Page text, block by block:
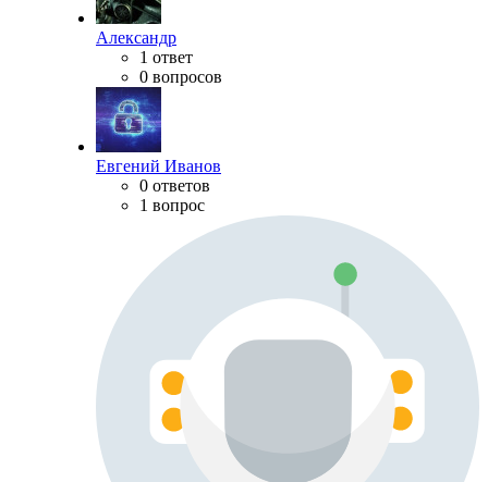
Александр
1 ответ
0 вопросов
Евгений Иванов
0 ответов
1 вопрос